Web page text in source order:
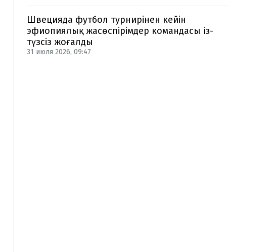
Швецияда футбол турнирінен кейін
эфиопиялық жасөспірімдер командасы із-
түзсіз жоғалды
31 июля 2026, 09:47